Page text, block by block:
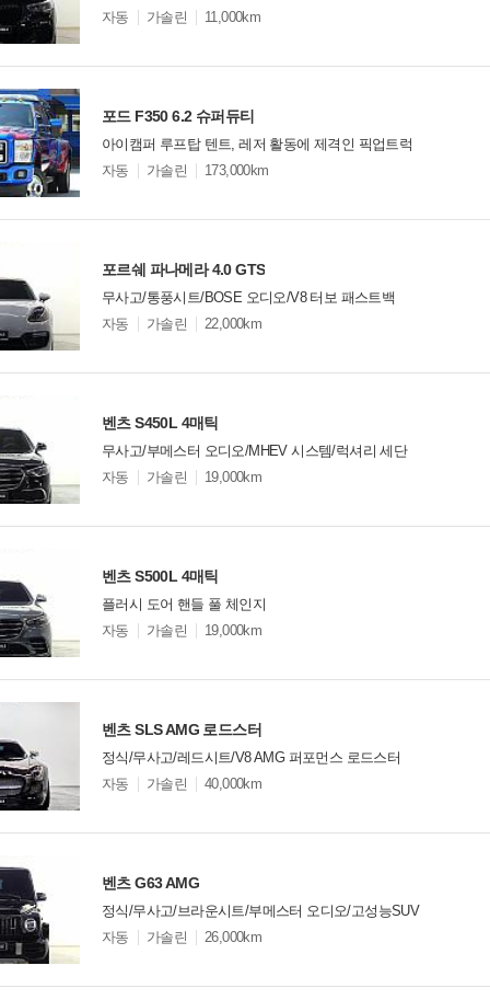
모
션
자동 가솔린 11,000km
포드 F350 6.2 슈퍼듀티
아이캠퍼 루프탑 텐트, 레저 활동에 제격인 픽업트럭
모
션
자동 가솔린 173,000km
포르쉐 파나메라 4.0 GTS
무사고/통풍시트/BOSE 오디오/V8 터보 패스트백
모
션
자동 가솔린 22,000km
벤츠 S450L 4매틱
무사고/부메스터 오디오/MHEV 시스템/럭셔리 세단
모
션
자동 가솔린 19,000km
벤츠 S500L 4매틱
플러시 도어 핸들 풀 체인지
모
션
자동 가솔린 19,000km
벤츠 SLS AMG 로드스터
정식/무사고/레드시트/V8 AMG 퍼포먼스 로드스터
모
션
자동 가솔린 40,000km
벤츠 G63 AMG
정식/무사고/브라운시트/부메스터 오디오/고성능SUV
모
션
자동 가솔린 26,000km